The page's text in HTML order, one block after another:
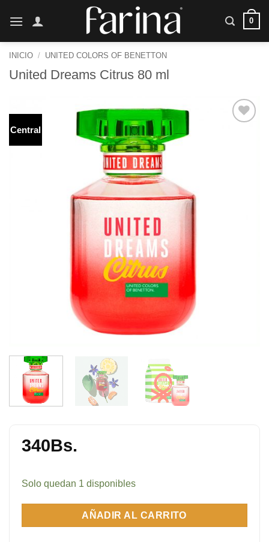
0
INICIO / UNITED COLORS OF BENETTON
United Dreams Citrus 80 ml
Central
340Bs.
Solo quedan 1 disponibles
AÑADIR AL CARRITO